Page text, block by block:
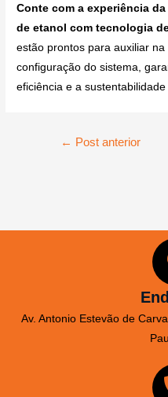
Conte com a experiência
de etanol com tecnologia
estão prontos para auxiliar
configuração do sistema,
eficiência e a sustentabilidade
← Post anterior
Av. Antonio Estevão de